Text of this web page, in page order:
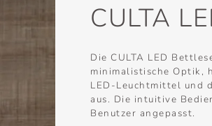
CULTA
Die CULTA LED
minimalistische Optik,
LED-Leuchtmittel und
aus. Die intuitive
Benutzer angepasst.